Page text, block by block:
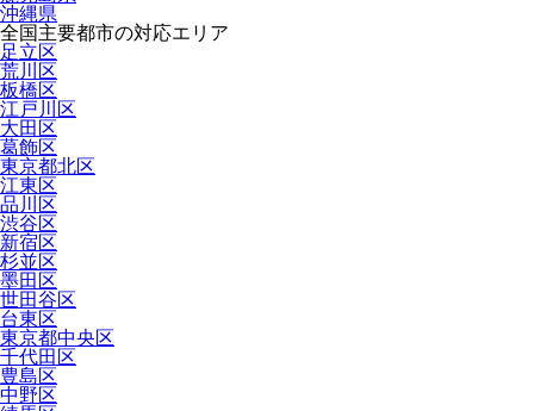
沖縄県
全国主要都市の対応エリア
足立区
荒川区
板橋区
江戸川区
大田区
葛飾区
東京都北区
江東区
品川区
渋谷区
新宿区
杉並区
墨田区
世田谷区
台東区
東京都中央区
千代田区
豊島区
中野区